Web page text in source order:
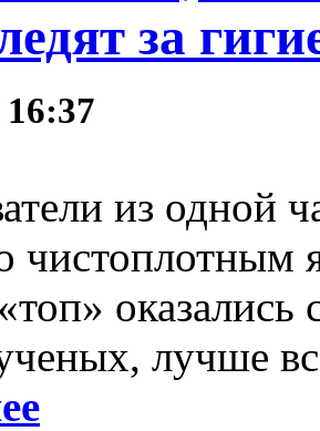
за
16:37
из одной
чистоплотным
лучше